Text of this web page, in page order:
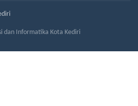
dan Informatika Kota Kediri